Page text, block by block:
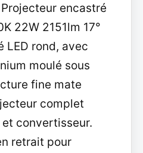
encastré
22W 2151lm 17°
LED rond, avec
moulé sous
fine mate
complet
convertisseur.
retrait pour